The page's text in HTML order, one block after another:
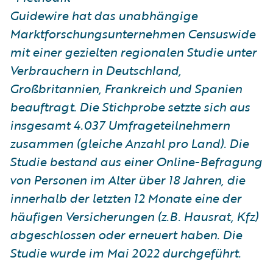
Guidewire hat das unabhängige
Marktforschungsunternehmen Censuswide
mit einer gezielten regionalen Studie unter
Verbrauchern in Deutschland,
Großbritannien, Frankreich und Spanien
beauftragt. Die Stichprobe setzte sich aus
insgesamt 4.037 Umfrageteilnehmern
zusammen (gleiche Anzahl pro Land). Die
Studie bestand aus einer Online-Befragung
von Personen im Alter über 18 Jahren, die
innerhalb der letzten 12 Monate eine der
häufigen Versicherungen (z.B. Hausrat, Kfz)
abgeschlossen oder erneuert haben. Die
Studie wurde im Mai 2022 durchgeführt.